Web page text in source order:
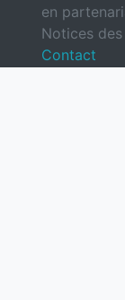
en
Notices
Contact